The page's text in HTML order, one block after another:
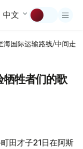
中文
海国际运输路线/中间走廊
牺牲者们的歌
田才子21日在阿斯